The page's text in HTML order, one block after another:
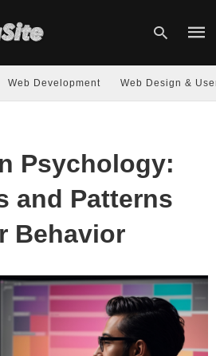
Web Development Web Design &
Psychology:
and Patterns
Behavior